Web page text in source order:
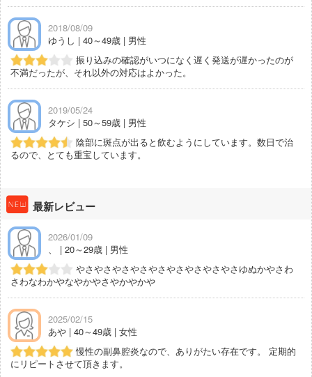
2018/08/09
ゆうし | 40～49歳 | 男性
振り込みの確認がいつになく遅く発送が遅かったのが
不満だったが、それ以外の対応はよかった。
2019/05/24
タケシ | 50～59歳 | 男性
陰部に斑点が出ると飲むようにしています。数日で治
るので、とても重宝しています。
最新レビュー
2026/01/09
、 | 20～29歳 | 男性
やさやさやさやさやさやさやさやさやさゆぬかやさわ
さわなわかやなやかやさやかやかや
2025/02/15
あや | 40～49歳 | 女性
慢性の副鼻腔炎なので、ありがたい存在です。 定期的
にリピートさせて頂きます。